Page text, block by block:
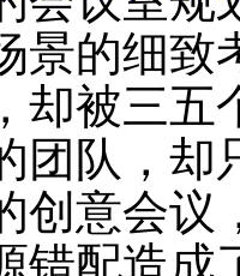
景的细致
却被三五
团队，却
创意会议
错配造成